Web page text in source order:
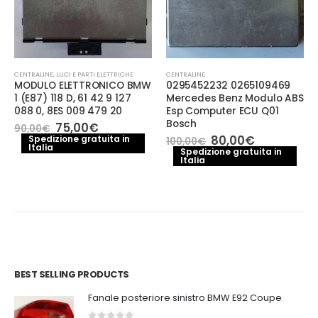
CENTRALINE, LUCI E PARTI ELETTRICHE
MODULO ELETTRONICO BMW
1 (E87) 118 D, 61 42 9 127
088 0, 8ES 009 479 20
90,00€ Il
prezzo
originale
75,00€Il
prezzo
attuale
Spedizione gratuita in
Italia
CENTRALINE
0295452232 0265109469
Mercedes Benz Modulo ABS
Esp Computer ECU Q01
Bosch
100,00€ Il
prezzo
originale
80,00€Il
prezzo
attuale
Spedizione gratuita in
Italia
BEST SELLING PRODUCTS
Fanale posteriore sinistro BMW E92 Coupe